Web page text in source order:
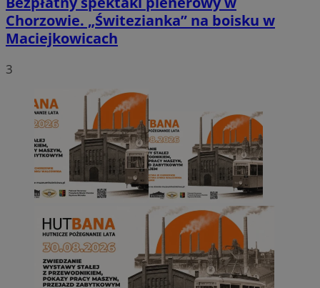
Chorzowie. „Świtezianka” na boisku w
Maciejkowicach
3